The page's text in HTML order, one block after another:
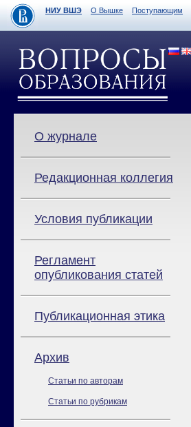
НИУ ВШЭ О Вышке Поступающим
О журнале
Редакционная коллегия
Условия публикации
Регламент
опубликования статей
Публикационная этика
Архив
Статьи по авторам
Статьи по рубрикам